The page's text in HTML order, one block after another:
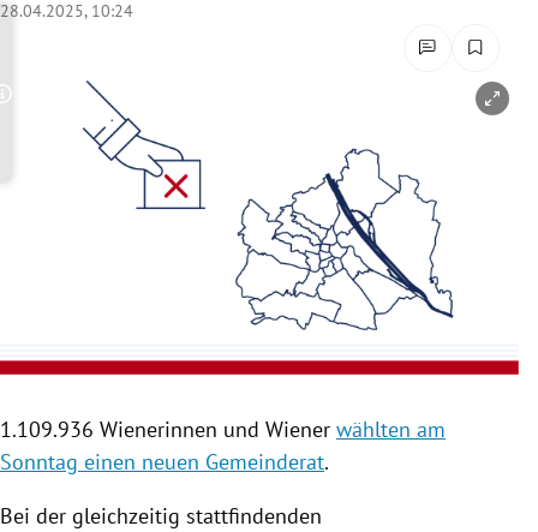
Untermenü
Untermenü
Untermenü
28.04.2025, 10:24
Copyright-Hinweis öffnen/schließen
1.109.936 Wienerinnen und Wiener wählten am
Sonntag einen neuen Gemeinderat.
Bei der gleichzeitig stattfindenden